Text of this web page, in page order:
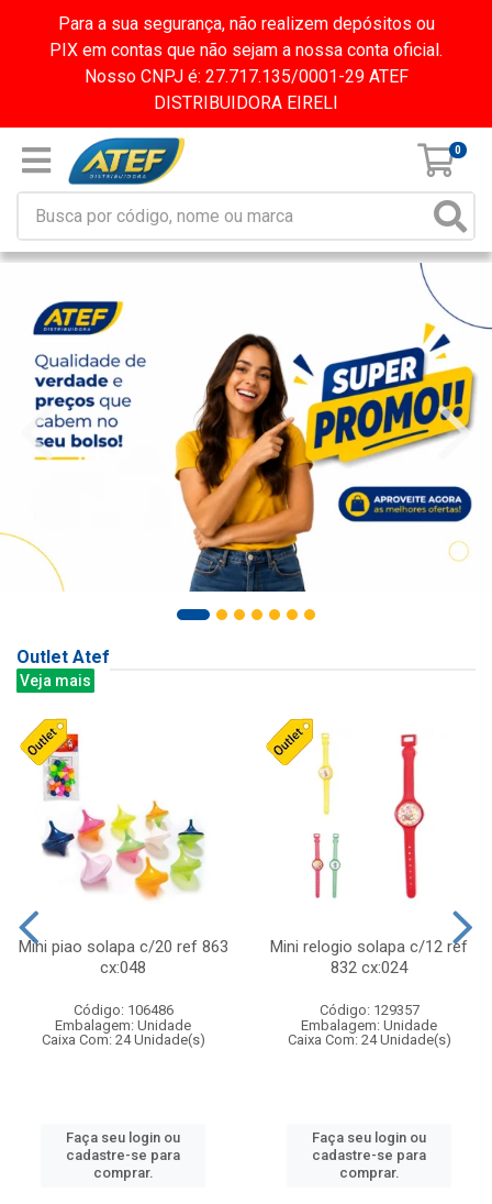
Para a sua segurança, não realizem depósitos ou
PIX em contas que não sejam a nossa conta oficial.
Nosso CNPJ é: 27.717.135/0001-29 ATEF
DISTRIBUIDORA EIRELI
0
Outlet Atef
Veja mais
Mini piao solapa c/20 ref 863
cx:048
Código: 106486
Embalagem: Unidade
Caixa Com: 24 Unidade(s)
Faça seu login ou
cadastre-se para
comprar.
Mini relogio solapa c/12 ref
832 cx:024
Código: 129357
Embalagem: Unidade
Caixa Com: 24 Unidade(s)
Faça seu login ou
cadastre-se para
comprar.